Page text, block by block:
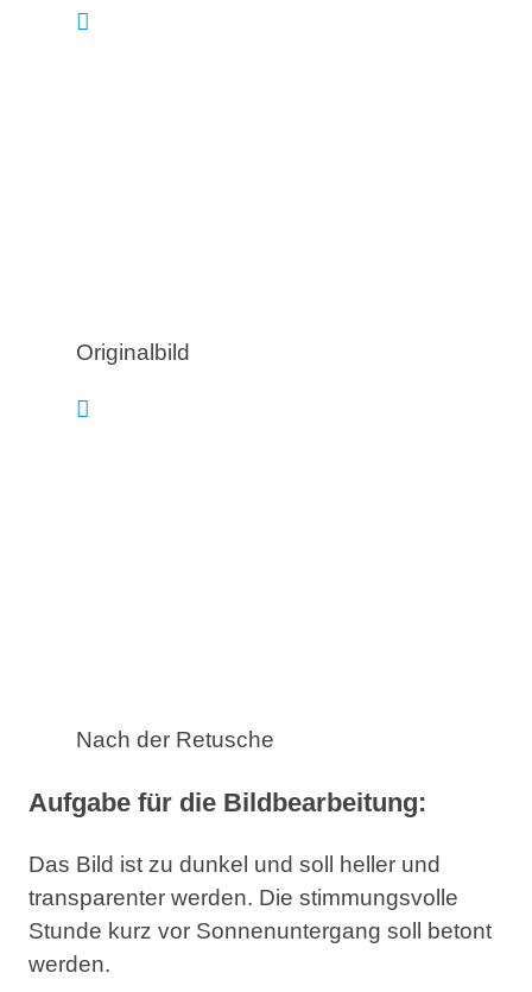
Originalbild
Nach der Retusche
Aufgabe für die Bildbearbeitung:
Das Bild ist zu dunkel und soll heller und
transparenter werden. Die stimmungsvolle
Stunde kurz vor Sonnenuntergang soll betont
werden.